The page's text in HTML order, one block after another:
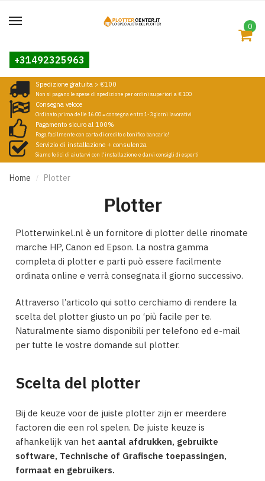
0
+31492325963
Spedizione gratuita > €100
Non si pagano le spese di spedizione per ordini superiori a € 100
Consegna veloce
Ordinato prima delle 16.00 = consegna entro 1-3 giorni lavorativi
Pagamento sicuro al 100%
Paga facilmente con carta di credito o bonifico bancario!
Servizio di installazione + consulenza
Siamo felici di aiutarvi con l'installazione e darvi consigli di esperti
Home / Plotter
Plotter
Plotterwinkel.nl è un fornitore di plotter delle rinomate
marche HP, Canon ed Epson. La nostra gamma
completa di plotter e parti può essere facilmente
ordinata online e verrà consegnata il giorno successivo.
Attraverso l’articolo qui sotto cerchiamo di rendere la
scelta del plotter giusto un po ‘più facile per te.
Naturalmente siamo disponibili per telefono ed e-mail
per tutte le vostre domande sul plotter.
Scelta del plotter
Bij de keuze voor de juiste plotter zijn er meerdere
factoren die een rol spelen. De juiste keuze is
afhankelijk van het aantal afdrukken, gebruikte
software, Technische of Grafische toepassingen,
formaat en gebruikers.